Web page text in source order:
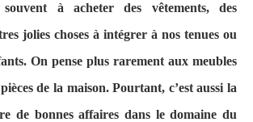
à acheter des vêtements, des
jolies choses à intégrer à nos tenues ou
On pense plus rarement aux meubles
de la maison. Pourtant, c’est aussi la
de bonnes affaires dans le domaine du